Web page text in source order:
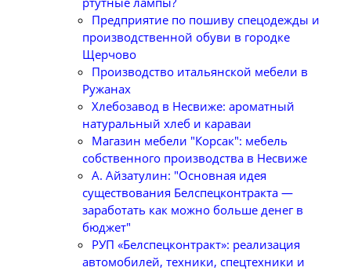
Предприятие по пошиву спецодежды и
производственной обуви в городке
Щерчово
Производство итальянской мебели в
Ружанах
Хлебозавод в Несвиже: ароматный
натуральный хлеб и караваи
Магазин мебели "Корсак": мебель
собственного производства в Несвиже
А. Айзатулин: "Основная идея
существования Белспецконтракта —
заработать как можно больше денег в
бюджет"
РУП «Белспецконтракт»: реализация
автомобилей, техники, спецтехники и